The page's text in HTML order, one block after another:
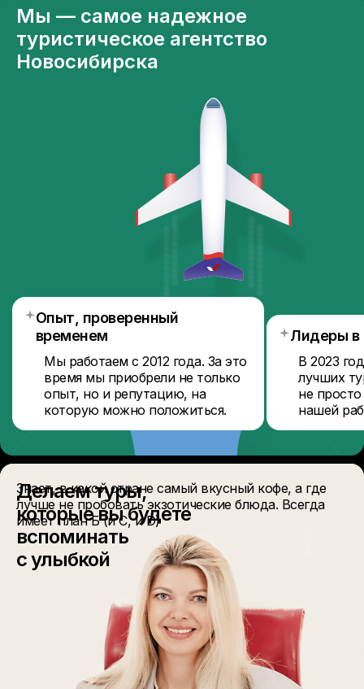
Мы — самое надежное
туристическое агентство
Новосибирска
Опыт, проверенный
временем
Мы работаем с 2012 года. За это
время мы приобрели не только
опыт, но и репутацию, на
которую можно положиться.
Лидеры в
В 2023
лучших
не
нашей
Делаем туры,
которые вы будете
вспоминать
с улыбкой
Знает, в какой стране самый вкусный кофе, а где
лучше не пробовать экзотические блюда. Всегда
имеет план Б (и С, и D)